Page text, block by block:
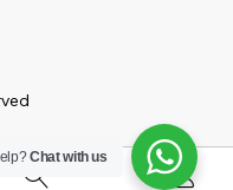
Chat with us